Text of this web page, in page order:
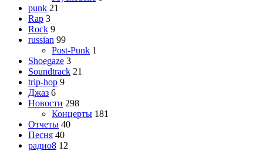
punk 21
Rap 3
Rock 9
russian 99
Post-Punk 1
Shoegaze 3
Soundtrack 21
trip-hop 9
Джаз 6
Новости 298
Концерты 181
Отчеты 40
Песня 40
радио8 12